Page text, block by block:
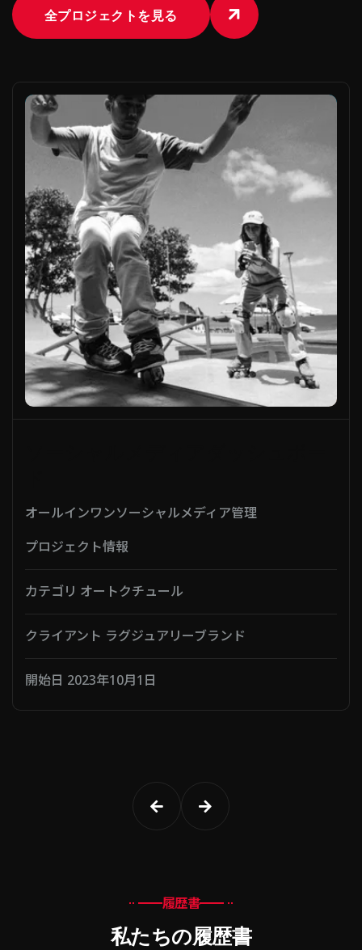
全プロジェクトを見る
オールインワンソーシャルメディア管理
プロジェクト情報
カテゴリ オートクチュール
クライアント ラグジュアリーブランド
開始日 2023年10月1日
履歴書
私たちの履歴書